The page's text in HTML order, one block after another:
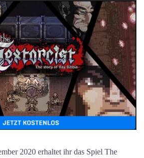
2020 erhaltet ihr das Spiel The